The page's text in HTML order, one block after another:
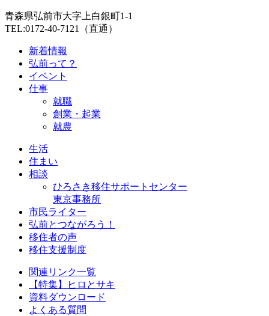
青森県弘前市大字上白銀町1-1
TEL:0172-40-7121（直通）
新着情報
弘前って？
イベント
仕事
就職
創業・起業
就農
生活
住まい
相談
ひろさき移住サポートセンター
東京事務所
市民ライター
弘前とつながろう！
移住者の声
移住支援制度
関連リンク一覧
【特集】ヒロとサキ
資料ダウンロード
よくある質問